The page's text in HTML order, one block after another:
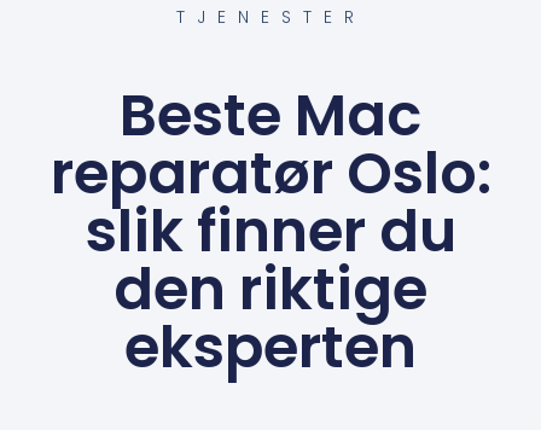
TJENESTER
Beste Mac
reparatør Oslo:
slik finner du
den riktige
eksperten